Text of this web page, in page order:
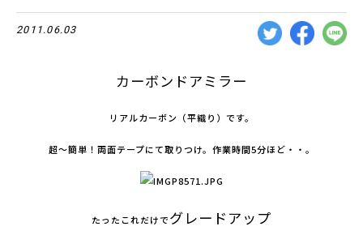
2011.06.03
カーボンドアミラー
リアルカーボン（平織り）です。
超～簡単！両面テープにて取りつけ。作業時間5分ほど・・。
たったこれだけでグレードアップ